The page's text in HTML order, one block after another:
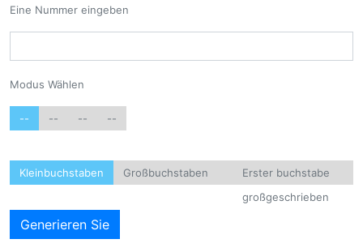
Eine Nummer eingeben
Modus Wählen
-- -- -- --
Kleinbuchstaben Großbuchstaben
Erster buchstabe
großgeschrieben
Generieren Sie